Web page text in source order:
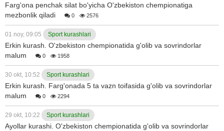
Farg'ona penchak silat bo'yicha O'zbekiston chempionatiga
mezbonlik qiladi
0 2576
01 noy, 09:05 Sport kurashlari
Erkin kurash. O'zbekiston chempionatida g'olib va sovrindorlar
malum
0 1958
30 okt, 10:52 Sport kurashlari
Erkin kurash. Farg'onada 5 ta vazn toifasida g'olib va sovrindorlar
malum
0 2294
29 okt, 10:22 Sport kurashlari
Ayollar kurashi. O'zbekiston chempionatida g'olib va sovrindorlar